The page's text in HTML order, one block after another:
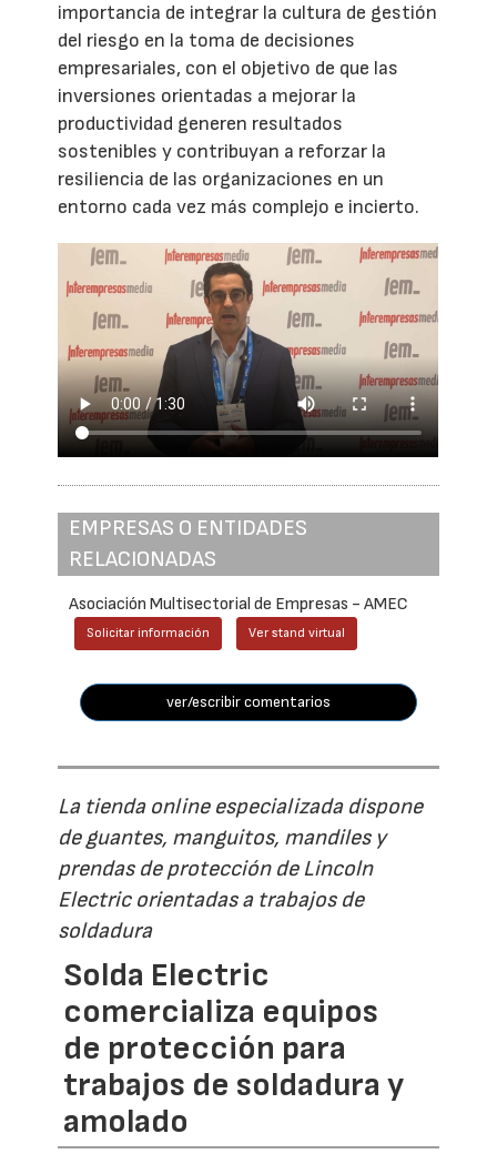
importancia de integrar la cultura de gestión
del riesgo en la toma de decisiones
empresariales, con el objetivo de que las
inversiones orientadas a mejorar la
productividad generen resultados
sostenibles y contribuyan a reforzar la
resiliencia de las organizaciones en un
entorno cada vez más complejo e incierto.
EMPRESAS O ENTIDADES
RELACIONADAS
Asociación Multisectorial de Empresas - AMEC
Solicitar información Ver stand virtual
ver/escribir comentarios
La tienda online especializada dispone
de guantes, manguitos, mandiles y
prendas de protección de Lincoln
Electric orientadas a trabajos de
soldadura
Solda Electric
comercializa equipos
de protección para
trabajos de soldadura y
amolado